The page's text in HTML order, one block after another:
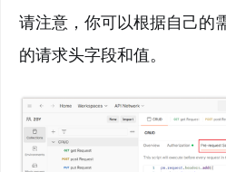
请注意，你可以根据自己的
的请求头字段和值。